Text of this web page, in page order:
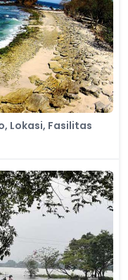
Lokasi, Fasilitas